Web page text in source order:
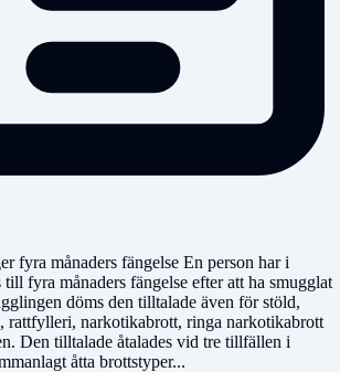
fyra månaders fängelse En person har i
fyra månaders fängelse efter att ha smugglat
döms den tilltalade även för stöld,
rattfylleri, narkotikabrott, ringa narkotikabrott
Den tilltalade åtalades vid tre tillfällen i
åtta brottstyper...